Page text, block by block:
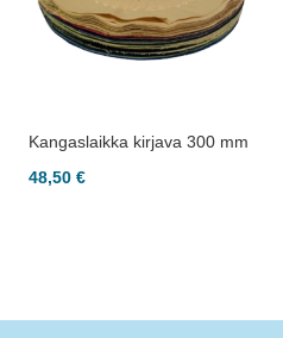
Kangaslaikka kirjava 300 mm
48,50 €